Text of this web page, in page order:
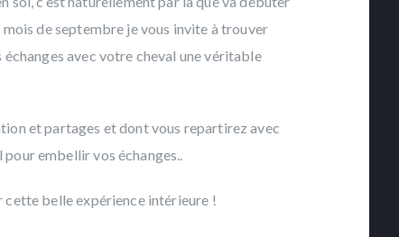
de septembre je vous invite à trouver
avec votre cheval une véritable
et partages et dont vous repartirez avec
embellir vos échanges..
cette belle expérience intérieure !